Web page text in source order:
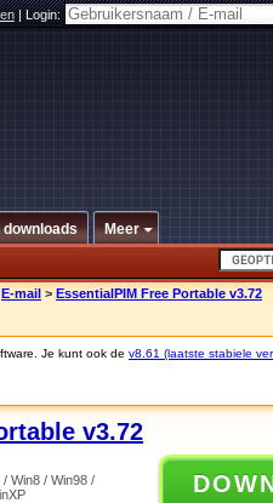
|Login:
downloads Meer
E-mail > EssentialPIM Free Portable v3.72
Je kunt ook de v8.61 (laatste stabiele
v3.72
Win8 / Win98 /